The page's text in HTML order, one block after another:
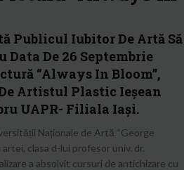
Publicul Iubitor De Artă Să
Data De 26 Septembrie
“Always In Bloom”,
Artistul Plastic Ieșean
UAPR- Filiala Iași.
Naționale de Artă “George
clasa d-lui profesor univ. dr.
a absolvit cursuri de antichizare cu